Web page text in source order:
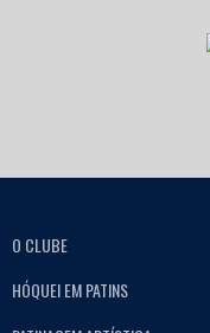
O CLUBE
HÓQUEI EM PATINS